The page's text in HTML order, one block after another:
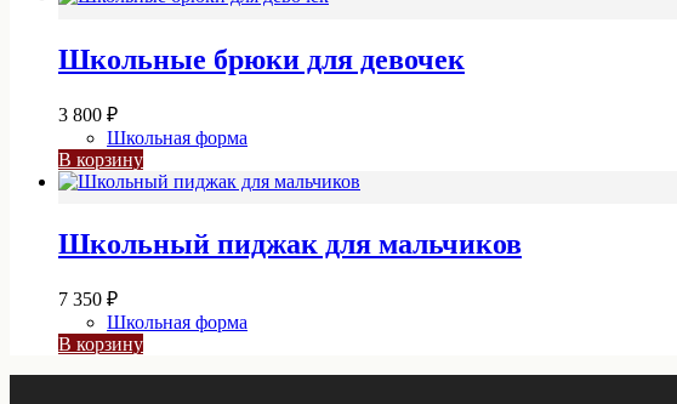
Школьные брюки для девочек
3 800 ₽
Школьная форма
В корзину
Школьный пиджак для мальчиков
7 350 ₽
Школьная форма
В корзину